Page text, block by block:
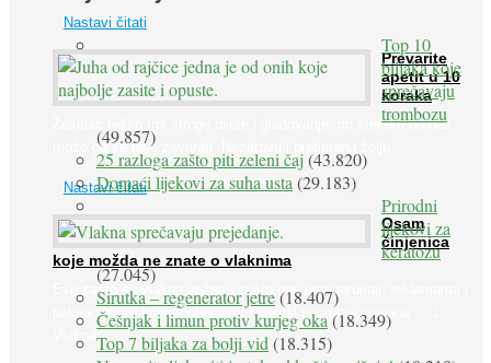
Nastavi čitati
Prevarite
apetit u 10
koraka
Želudac teško trpi stroge dijete i gladovanje, no srećom po nas
može ga se lako zavarati. Nezdravu i pretjeranu želju ...
Nastavi čitati
Osam
činjenica
koje možda ne znate o vlaknima
Evo zašto su vlakna važna i zašto nas bombardiraju reklamama i
pakiranjima u kojima obećavaju najviši postotak vlakana ... 1.
Vlakna ...
Top 10
biljaka koje
sprečavaju
trombozu
(49.857)
25 razloga zašto piti zeleni čaj(43.820)
Domaći lijekovi za suha usta (29.183)
Prirodni
lijekovi za
keratozu
(27.045)
Sirutka – regenerator jetre(18.407)
Češnjak i limun protiv kurjeg oka (18.349)
Top 7 biljaka za bolji vid (18.315)